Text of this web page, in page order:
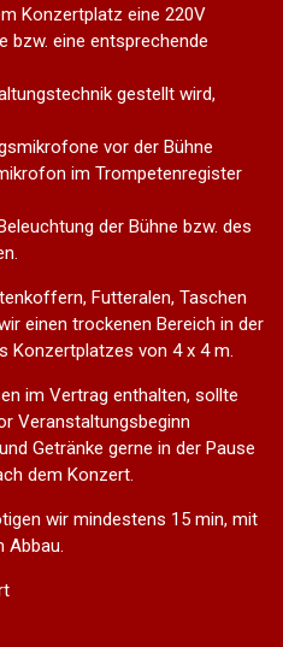
Konzertplatz eine 220V
bzw. eine entsprechende
gestellt wird,
vor der Bühne
im Trompetenregister
der Bühne bzw. des
Futteralen, Taschen
einen trockenen Bereich in der
Konzertplatzes von 4 x 4 m.
im Vertrag enthalten, sollte
Veranstaltungsbeginn
Getränke gerne in der Pause
dem Konzert.
wir mindestens 15 min, mit
Abbau.